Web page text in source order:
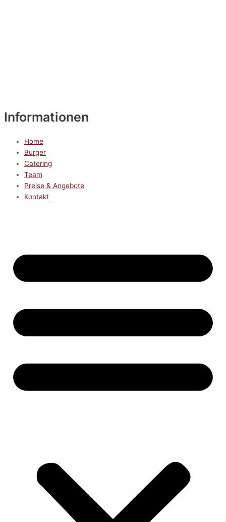
Informationen
Home
Burger
Catering
Team
Preise & Angebote
Kontakt